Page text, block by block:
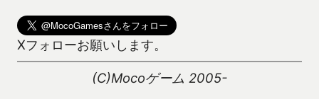
Xフォローお願いします。
(C)Mocoゲーム 2005-